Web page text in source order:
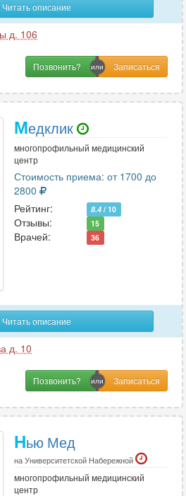
Читать описание
д. 106
Позвонить?
Медклик
многопрофильный медицинский
центр
Стоимость приема: от 1700 до
2800
Рейтинг:
8.4 / 10
Отзывы: 15
Врачей: 36
Читать описание
д. 10
Позвонить?
Нью Мед
на Университетской Набережной
многопрофильный медицинский
центр